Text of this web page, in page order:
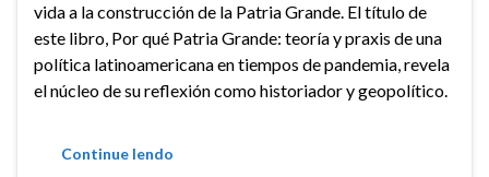
vida a la construcción de la Patria Grande. El título de
este libro, Por qué Patria Grande: teoría y praxis de una
política latinoamericana en tiempos de pandemia, revela
el núcleo de su reflexión como historiador y geopolítico.
Continue lendo